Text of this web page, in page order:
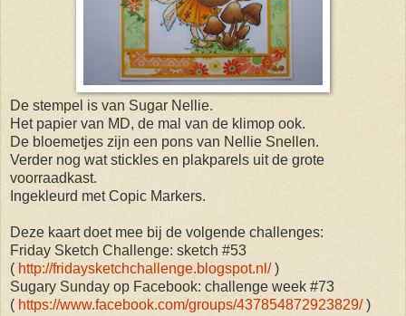
De stempel is van Sugar Nellie.
Het papier van MD, de mal van de klimop ook.
De bloemetjes zijn een pons van Nellie Snellen.
Verder nog wat stickles en plakparels uit de grote
voorraadkast.
Ingekleurd met Copic Markers.
Deze kaart doet mee bij de volgende challenges:
Friday Sketch Challenge: sketch #53
( http://fridaysketchchallenge.blogspot.nl/)
Sugary Sunday op Facebook: challenge week #73
( https://www.facebook.com/groups/437854872923829/)